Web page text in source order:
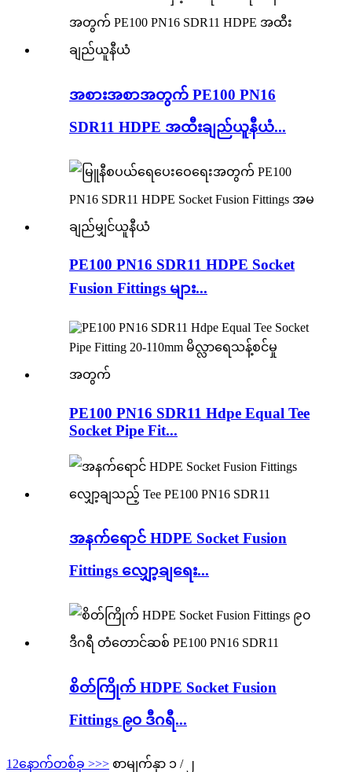
အစားအစာအတွက် PE100 PN16
SDR11 HDPE အထီးချည်ယူနီယံ...
PE100 PN16 SDR11 HDPE Socket
Fusion Fittings များ...
PE100 PN16 SDR11 Hdpe Equal Tee
Socket Pipe Fit...
အနက်ရောင် HDPE Socket Fusion
Fittings လျှော့ချရေး...
စိတ်ကြိုက် HDPE Socket Fusion
Fittings ၉၀ ဒီဂရီ...
12နောက်တစ်ခု >>> စာမျက်နှာ ၁ / ၂